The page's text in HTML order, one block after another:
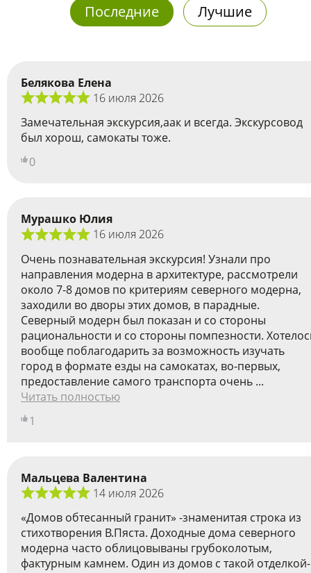
Последние Лучшие
Белякова Елена
16 июля 2026
Замечательная экскурсия,аак и всегда. Экскурсовод
был хорош, самокаты тоже.
0
Мурашко Юлия
16 июля 2026
Очень познавательная экскурсия! Узнали про
направления модерна в архитектуре, рассмотрели
около 7-8 домов по критериям северного модерна,
заходили во дворы этих домов, в парадные.
Cеверный модерн был показан и со стороны
рациональности и со стороны помпезности.
вообще поблагодарить за возможность изучать
город в формате езды на самокатах, во-первых,
предоставление самого транспорта очень ...
Читать полностью
1
Мальцева Валентина
14 июля 2026
«Домов обтесанный гранит» -знаменитая строка из
стихотворения В.Пяста. Доходные дома северного
модерна часто облицовываны грубоколотым,
фактурным камнем. Один из домов с такой отделкой-